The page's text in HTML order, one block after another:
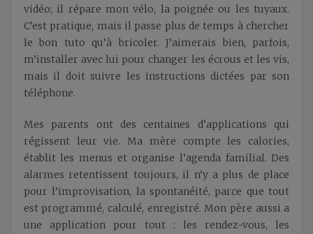
vidéo; il répare mon vélo, la poignée ou les tuyaux.
C’est pratique, mais il passe plus de temps à chercher
le bon tuto qu’à bricoler. J’aimerais bien, parfois,
m’installer avec lui pour changer les écrous et les vis,
mais il doit suivre les instructions dictées par son
téléphone.
Mes parents ont des centaines d’applications qui
régissent leur vie. Ma mère compte les calories,
établit les menus et organise l’agenda familial. Des
alarmes retentissent toujours, il n’y a plus de place
pour l’improvisation, la spontanéité, parce que tout
est programmé, calculé, enregistré. Mon père aussi a
une application pour tout : les rendez-vous, les